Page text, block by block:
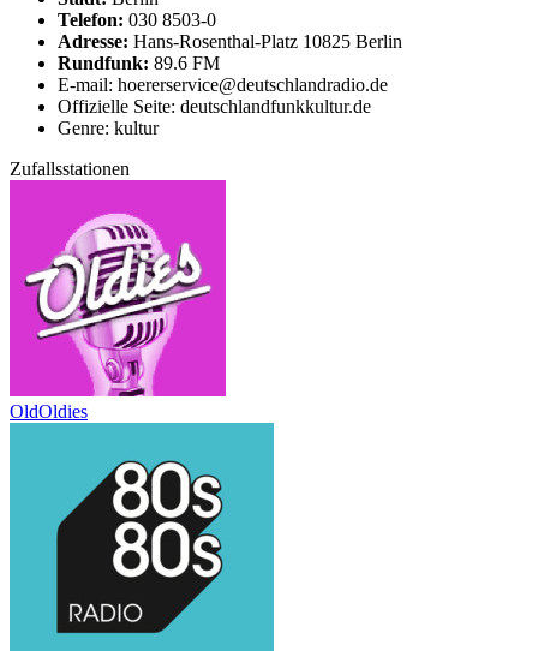
Telefon: 030 8503-0
Adresse: Hans-Rosenthal-Platz 10825 Berlin
Rundfunk: 89.6 FM
E-mail: hoererservice@deutschlandradio.de
Offizielle Seite: deutschlandfunkkultur.de
Genre: kultur
Zufallsstationen
OldOldies